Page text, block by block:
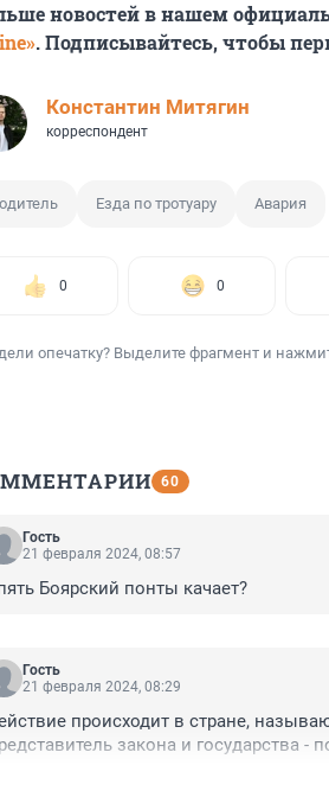
новостей в нашем
. Подписывайтесь, чтобы
Константин Митягин
корреспондент
Езда по тротуару Авария
0 0
опечатку? Выделите фрагмент и
60
Гость
21 февраля 2024, 08:57
Боярский понты качает?
Гость
21 февраля 2024, 08:29
происходит в стране,
закона и государства -